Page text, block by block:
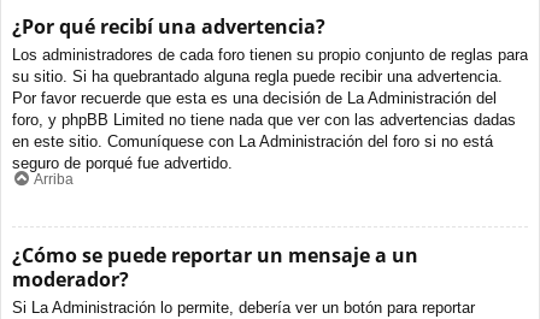
¿Por qué recibí una advertencia?
Los administradores de cada foro tienen su propio conjunto de reglas para
su sitio. Si ha quebrantado alguna regla puede recibir una advertencia.
Por favor recuerde que esta es una decisión de La Administración del
foro, y phpBB Limited no tiene nada que ver con las advertencias dadas
en este sitio. Comuníquese con La Administración del foro si no está
seguro de porqué fue advertido.
Arriba
¿Cómo se puede reportar un mensaje a un
moderador?
Si La Administración lo permite, debería ver un botón para reportar